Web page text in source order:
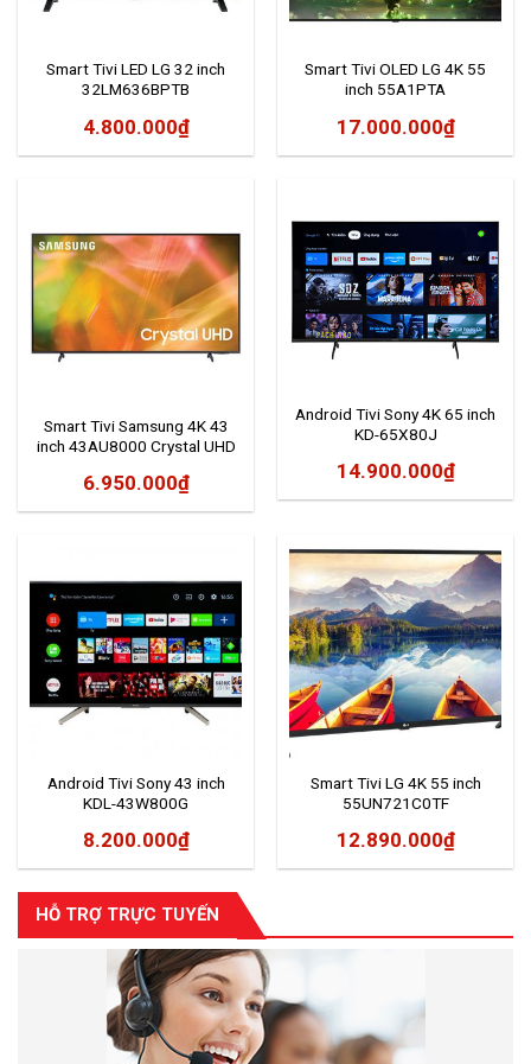
HỖ TRỢ TRỰC TUYẾN
Smart Tivi LED LG 32 inch
32LM636BPTB
4.800.000₫
Smart Tivi OLED LG 4K 55
inch 55A1PTA
17.000.000₫
Smart Tivi Samsung 4K 43
inch 43AU8000 Crystal UHD
6.950.000₫
Android Tivi Sony 4K 65 inch
KD-65X80J
14.900.000₫
Android Tivi Sony 43 inch
KDL-43W800G
8.200.000₫
Smart Tivi LG 4K 55 inch
55UN721C0TF
12.890.000₫